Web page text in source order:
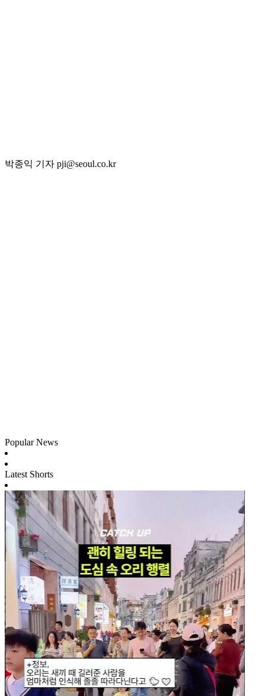
박종익 기자 pji@seoul.co.kr
Popular News
Latest Shorts